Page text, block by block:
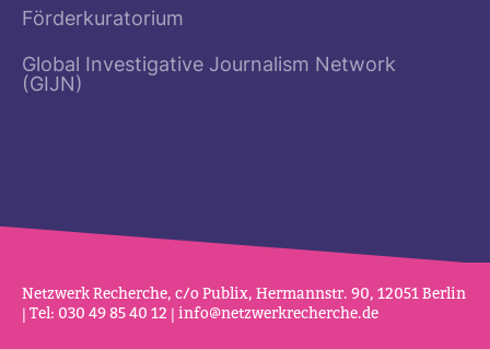
Förderkuratorium
Global Investigative Journalism Network
(GIJN)
Netz­werk Recherche, c/o Publix, Her­mannstr. 90, 12051 Berlin
| Tel: 030 49 85 40 12 | info@netz­werk­re­cherche.de